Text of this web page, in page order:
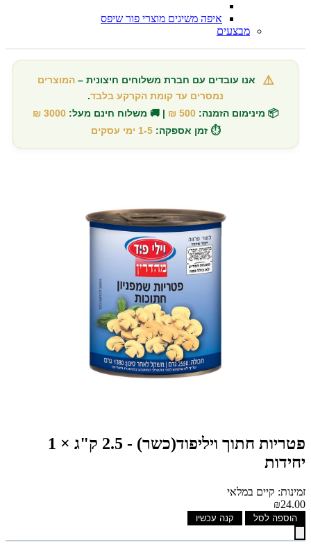
איפה משיגים מוצרי פור שיפס
מבצעים
⚠️ אנו עובדים עם חברת משלוחים חיצונית –המוצרים
נמסרים עד קומת הקרקע בלבד.
📦 מינימום הזמנה: 500 ₪ | 🚚 משלוח חינם מעל: 3000 ₪
⏱️ זמן אספקה: 1-5 ימי עסקים
פטריות חתוך ויליפוד(כשר) - 2.5 ק"ג × 1
יחידות
זמינות: קיים במלאי
₪24.00
הוספה לסל קנה עכשיו